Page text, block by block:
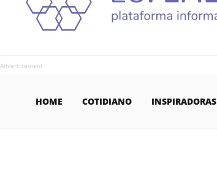
Advertisement
HOME COTIDIANO INSPIRADORAS